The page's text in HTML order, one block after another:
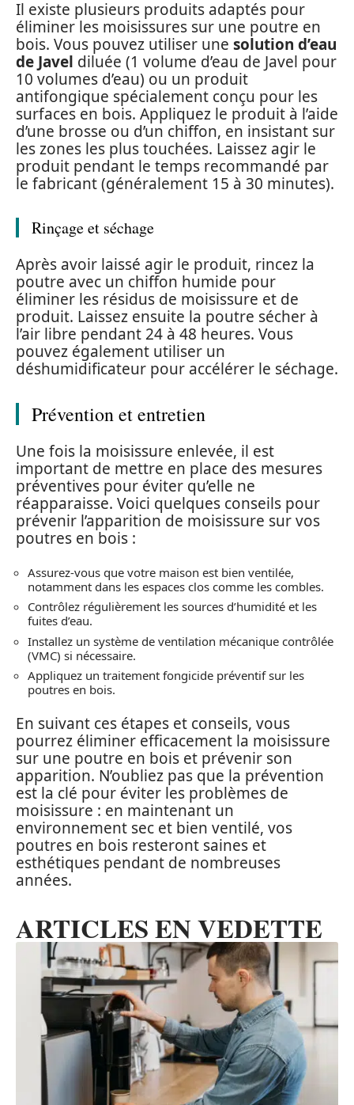
Il existe plusieurs produits adaptés pour
éliminer les moisissures sur une poutre en
bois. Vous pouvez utiliser une solution d’eau
de Javel diluée (1 volume d’eau de Javel pour
10 volumes d’eau) ou un produit
antifongique spécialement conçu pour les
surfaces en bois. Appliquez le produit à l’aide
d’une brosse ou d’un chiffon, en insistant sur
les zones les plus touchées. Laissez agir le
produit pendant le temps recommandé par
le fabricant (généralement 15 à 30 minutes).
Rinçage et séchage
Après avoir laissé agir le produit, rincez la
poutre avec un chiffon humide pour
éliminer les résidus de moisissure et de
produit. Laissez ensuite la poutre sécher à
l’air libre pendant 24 à 48 heures. Vous
pouvez également utiliser un
déshumidificateur pour accélérer le séchage.
Prévention et entretien
Une fois la moisissure enlevée, il est
important de mettre en place des mesures
préventives pour éviter qu’elle ne
réapparaisse. Voici quelques conseils pour
prévenir l’apparition de moisissure sur vos
poutres en bois :
Assurez-vous que votre maison est bien ventilée,
notamment dans les espaces clos comme les combles.
Contrôlez régulièrement les sources d’humidité et les
fuites d’eau.
Installez un système de ventilation mécanique contrôlée
(VMC) si nécessaire.
Appliquez un traitement fongicide préventif sur les
poutres en bois.
En suivant ces étapes et conseils, vous
pourrez éliminer efficacement la moisissure
sur une poutre en bois et prévenir son
apparition. N’oubliez pas que la prévention
est la clé pour éviter les problèmes de
moisissure : en maintenant un
environnement sec et bien ventilé, vos
poutres en bois resteront saines et
esthétiques pendant de nombreuses
années.
ARTICLES EN VEDETTE